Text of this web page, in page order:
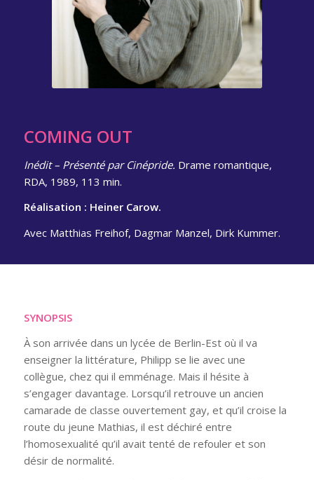
COMING OUT
Inédit – Présenté par Cinépride. Drame romantique,
RDA, 1989, 113 min.
Réalisation : Heiner Carow.
Avec Matthias Freihof, Dagmar Manzel, Dirk Kummer.
SYNOPSIS
À son arrivée dans un lycée de Berlin-Est où il va
enseigner la littérature, Philipp se lie avec une
collègue, chez qui il emménage. Mais il hésite à
s’engager davantage. Lorsqu’il retrouve un ancien
camarade de classe ouvertement gay, et qu’il croise la
route du jeune Mathias, il est déchiré entre
l’homosexualité qu’il avait tenté de refouler et son
désir de normalité.